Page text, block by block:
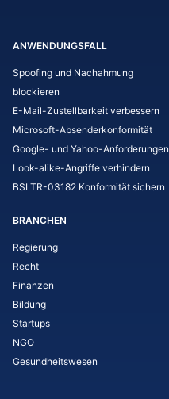
ANWENDUNGSFALL
Spoofing und Nachahmung
blockieren
E-Mail-Zustellbarkeit verbessern
Microsoft-Absenderkonformität
Google- und Yahoo-Anforderungen
Look-alike-Angriffe verhindern
BSI TR-03182 Konformität sichern
BRANCHEN
Regierung
Recht
Finanzen
Bildung
Startups
NGO
Gesundheitswesen